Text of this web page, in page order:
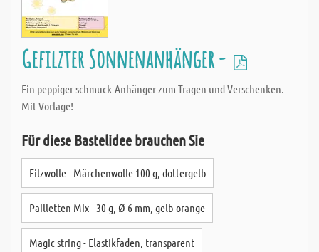
Gefilzter Sonnenanhänger -
Ein peppiger schmuck-Anhänger zum Tragen und Verschenken.
Mit Vorlage!
Für diese Bastelidee brauchen Sie
Filzwolle - Märchenwolle 100 g, dottergelb
Pailletten Mix - 30 g, Ø 6 mm, gelb-orange
Magic string - Elastikfaden, transparent